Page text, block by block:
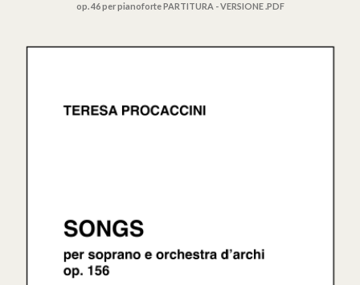
op. 46 per pianofortePARTITURA - VERSIONE .PDF